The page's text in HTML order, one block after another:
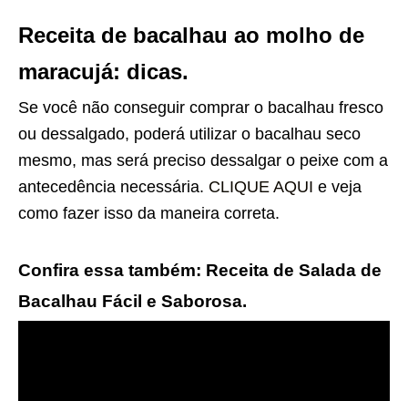
Receita de bacalhau ao molho de
maracujá: dicas.
Se você não conseguir comprar o bacalhau fresco
ou dessalgado, poderá utilizar o bacalhau seco
mesmo, mas será preciso dessalgar o peixe com a
antecedência necessária. CLIQUE AQUI e veja
como fazer isso da maneira correta.
Confira essa também: Receita de Salada de
Bacalhau Fácil e Saborosa.